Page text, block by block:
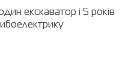
екскаватор і 5 років